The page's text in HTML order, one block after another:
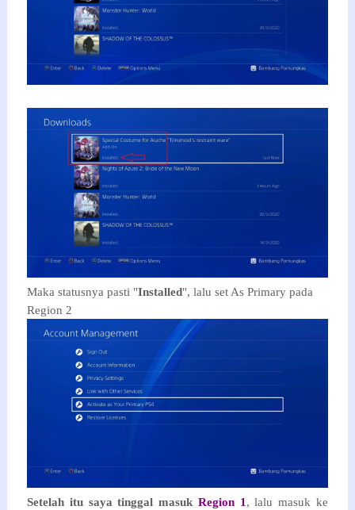
Maka statusnya pasti "Installed", lalu set As Primary pada
Region 2
Setelah itu saya tinggal masuk Region 1, lalu masuk ke